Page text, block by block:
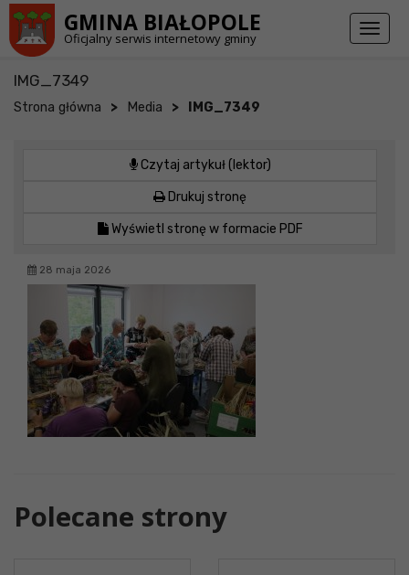
GMINA BIAŁOPOLE
Oficjalny serwis internetowy gminy
Toggle
IMG_7349
Strona główna > Media > IMG_7349
Czytaj artykuł (lektor)
Drukuj stronę
Wyświetl stronę w formacie PDF
28 maja 2026
Polecane strony